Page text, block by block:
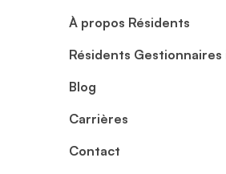
À propos Résidents
Résidents Gestionnaires
Blog
Carrières
Contact